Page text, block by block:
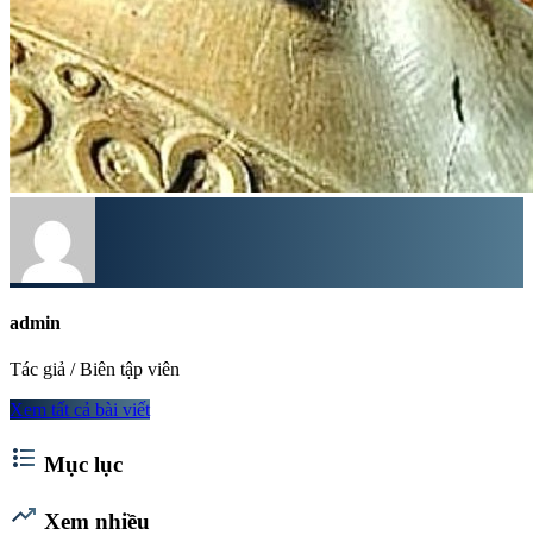
admin
Tác giả / Biên tập viên
Xem tất cả bài viết
format_list_bulleted Mục lục
trending_up Xem nhiều